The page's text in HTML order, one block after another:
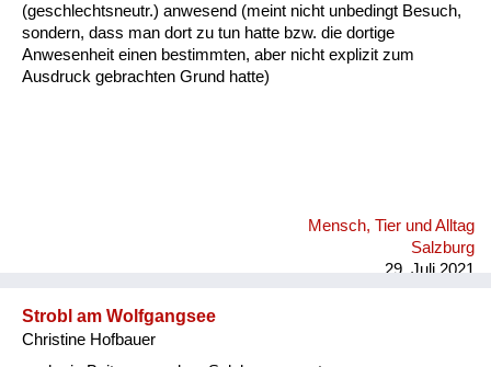
(geschlechtsneutr.) anwesend (meint nicht unbedingt Besuch,
sondern, dass man dort zu tun hatte bzw. die dortige
Anwesenheit einen bestimmten, aber nicht explizit zum
Ausdruck gebrachten Grund hatte)
Mensch, Tier und Alltag
Salzburg
29. Juli 2021
Strobl am Wolfgangsee
Christine Hofbauer